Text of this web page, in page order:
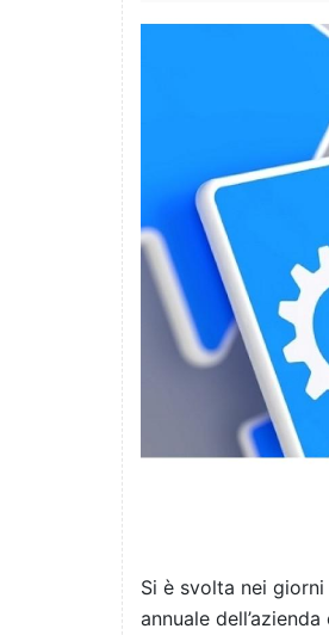
Si è svolta nei giorni
annuale